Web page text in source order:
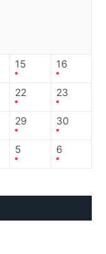
15 16
22 23
29 30
5 6